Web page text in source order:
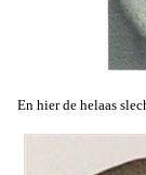
En hier de helaas